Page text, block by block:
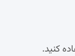
کنید.